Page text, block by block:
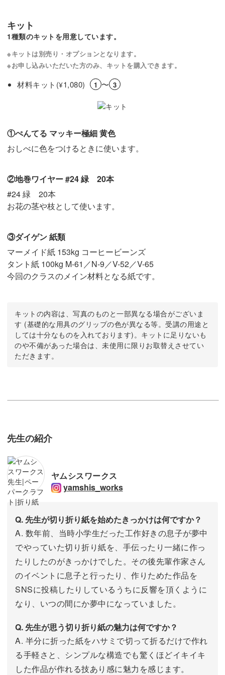
キット
1種類のキットを用意しています。
※キットは別売り・オプションとなります。
※お申し込みいただいた方のみ、キットを購入できます。
材料キット(¥1,080) 1 〜 3
①ぺんてる マッキー極細 黄色
おしべに色をつけるときに使います。
②地巻ワイヤー #24 緑 20本
#24 緑 20本
お花の茎や枝として使います。
③ダイゲン 紙類
マーメイド紙 153kg コーヒービーンズ
タント紙 100kg M-61／N-9／V-52／V-65
今回のクラスのメイン材料となる紙です。
キットの内容は、写真のものと一部異なる場合がございま
す (基礎的な用具のグリップの色が異なる等。受講の用途と
しては十分なものを入れております)。キットに足りないも
のや不備があった場合は、未使用に限りお取替えさせてい
ただきます。
先生の紹介
ヤムシスワークス
yamshis_works
Q. 先生が切り折り紙を始めたきっかけは何ですか？
A. 数年前、当時小学生だった工作好きの息子が夢中
でやっていた切り折り紙を、手伝ったり一緒に作っ
たりしたのがきっかけでした。その後先輩作家さん
のイベントに息子と行ったり、作りためた作品を
SNSに投稿したりしているうちに反響を頂くように
なり、いつの間にか夢中になっていました。
Q. 先生が思う切り折り紙の魅力は何ですか？
A. 半分に折った紙をハサミで切って折るだけで作れ
る手軽さと、シンプルな構造でも驚くほどイキイキ
した作品が作れる技あり感に魅力を感じます。